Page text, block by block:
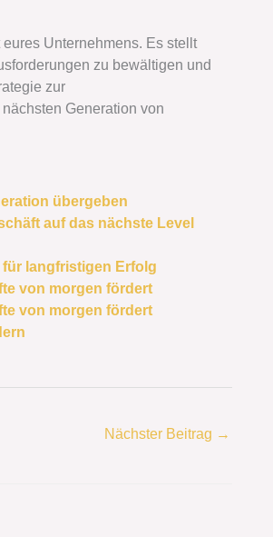
Unternehmens. Es stellt
zu bewältigen und
zur
Generation von
übergeben
auf das nächste Level
langfristigen Erfolg
von morgen fördert
von morgen fördert
Nächster Beitrag →